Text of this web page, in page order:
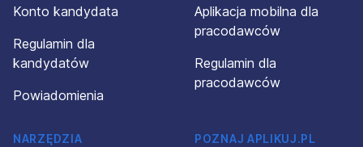
Konto kandydata
Regulamin dla
kandydatów
Powiadomienia
Aplikacja mobilna dla
pracodawców
Regulamin dla
pracodawców
NARZĘDZIA
POZNAJ APLIKUJ.PL